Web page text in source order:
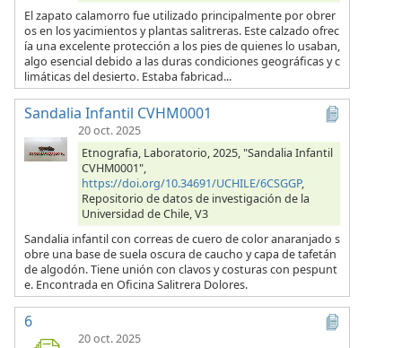
El zapato calamorro fue utilizado principalmente por obrer
os en los yacimientos y plantas salitreras. Este calzado ofrec
ía una excelente protección a los pies de quienes lo usaban,
algo esencial debido a las duras condiciones geográficas y c
limáticas del desierto. Estaba fabricad...
Sandalia Infantil CVHM0001
20 oct. 2025
Etnografia, Laboratorio, 2025, "Sandalia Infantil
CVHM0001",
https://doi.org/10.34691/UCHILE/6CSGGP,
Repositorio de datos de investigación de la
Universidad de Chile, V3
Sandalia infantil con correas de cuero de color anaranjado s
obre una base de suela oscura de caucho y capa de tafetán
de algodón. Tiene unión con clavos y costuras con pespunt
e. Encontrada en Oficina Salitrera Dolores.
6
20 oct. 2025